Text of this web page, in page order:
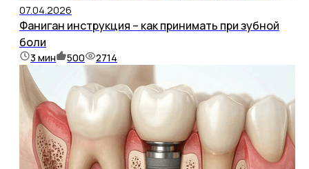
07.04.2026
Фаниган инструкция – как принимать при зубной
боли
3 мин 500 2714